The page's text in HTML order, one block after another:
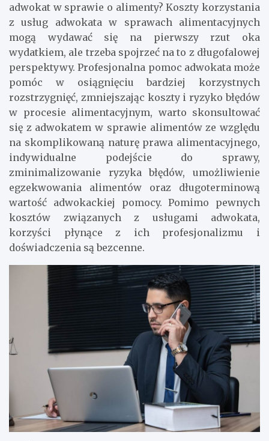
adwokat w sprawie o alimenty? Koszty korzystania
z usług adwokata w sprawach alimentacyjnych
mogą wydawać się na pierwszy rzut oka
wydatkiem, ale trzeba spojrzeć na to z długofalowej
perspektywy. Profesjonalna pomoc adwokata może
pomóc w osiągnięciu bardziej korzystnych
rozstrzygnięć, zmniejszając koszty i ryzyko błędów
w procesie alimentacyjnym, warto skonsultować
się z adwokatem w sprawie alimentów ze względu
na skomplikowaną naturę prawa alimentacyjnego,
indywidualne podejście do sprawy,
zminimalizowanie ryzyka błędów, umożliwienie
egzekwowania alimentów oraz długoterminową
wartość adwokackiej pomocy. Pomimo pewnych
kosztów związanych z usługami adwokata,
korzyści płynące z ich profesjonalizmu i
doświadczenia są bezcenne.